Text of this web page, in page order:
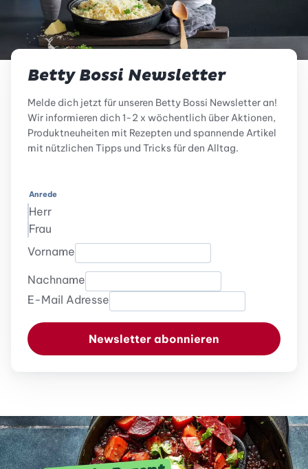
Betty Bossi Newsletter
Melde dich jetzt für unseren Betty Bossi Newsletter an!
Wir informieren dich 1-2 x wöchentlich über Aktionen,
Produktneuheiten mit Rezepten und spannende Artikel
mit nützlichen Tipps und Tricks für den Alltag.
Anrede
Herr
Frau
Vorname
Nachname
E-Mail Adresse
Newsletter abonnieren